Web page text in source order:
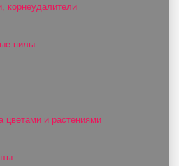
корнеудалители
пилы
цветами и растениями